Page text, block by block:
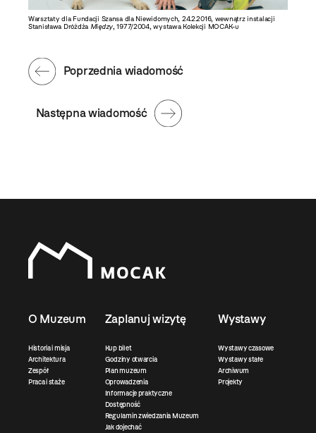
Warsztaty dla Fundacji Szansa dla Niewidomych, 24.2.2016, wewnątrz instalacji
Stanisława Dróżdża Między, 1977/2004, wystawa Kolekcji MOCAK-u
Następna wiadomość
Poprzednia wiadomość
O Muzeum
Historia i misja
Architektura
Zespół
Praca i staże
Zaplanuj wizytę
Kup bilet
Godziny otwarcia
Plan muzeum
Oprowadzenia
Informacje praktyczne
Dostępność
Regulamin zwiedzania Muzeum
Jak dojechać
Wystawy
Wystawy czasowe
Wystawy stałe
Archiwum
Projekty